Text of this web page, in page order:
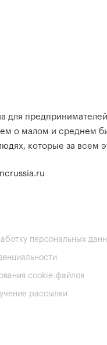
для
о малом и среднем
которые за всем
персональных
cookie-файлов
рассылки